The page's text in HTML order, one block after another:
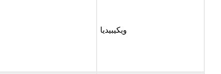
ويكيبيديا